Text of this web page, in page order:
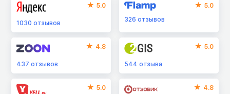
5.0
1030 отзывов
5.0
326отзывов
4.8
437 отзывов
5.0
544отзыва
5.0 4.8